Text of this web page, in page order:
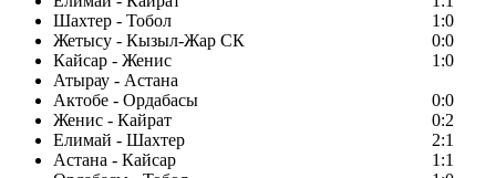
Шахтер - Тобол
1:0
Жетысу - Кызыл-Жар СК
0:0
Кайсар - Женис
1:0
Атырау - Астана
Актобе - Ордабасы
0:0
Женис - Кайрат
0:2
Елимай - Шахтер
2:1
Астана - Кайсар
1:1